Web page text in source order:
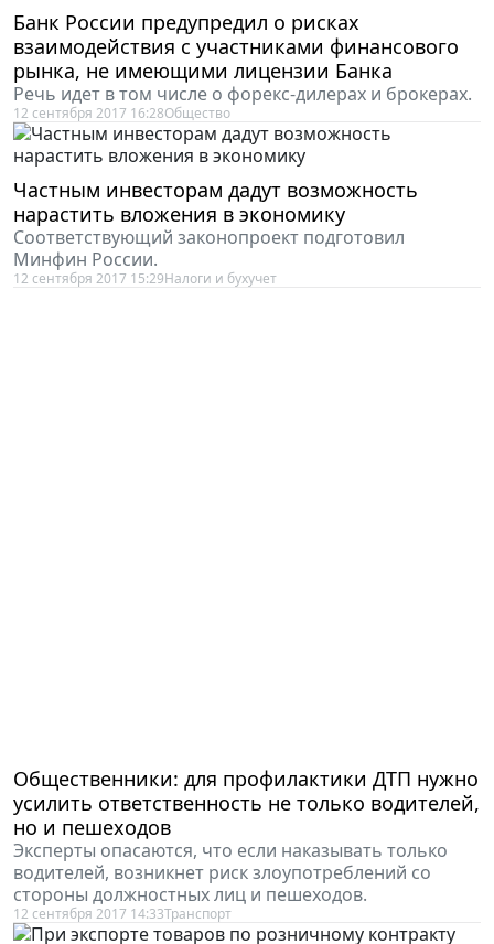
Банк России предупредил о рисках
взаимодействия с участниками финансового
рынка, не имеющими лицензии Банка
Речь идет в том числе о форекс-дилерах и брокерах.
12 сентября 2017 16:28Общество
Частным инвесторам дадут возможность
нарастить вложения в экономику
Соответствующий законопроект подготовил
Минфин России.
12 сентября 2017 15:29Налоги и бухучет
Общественники: для профилактики ДТП нужно
усилить ответственность не только водителей,
но и пешеходов
Эксперты опасаются, что если наказывать только
водителей, возникнет риск злоупотреблений со
стороны должностных лиц и пешеходов.
12 сентября 2017 14:33Транспорт